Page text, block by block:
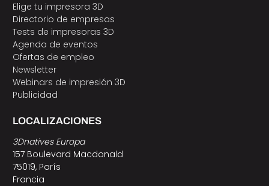
Elige tu impresora 3D
Directorio de empresas
Tests de impresoras 3D
Agenda de eventos
Ofertas de empleo
Newsletter
Webinars de impresión 3D
Publicidad
LOCALIZACIONES
3Dnatives Europa
157 Boulevard Macdonald
75019, París
Francia